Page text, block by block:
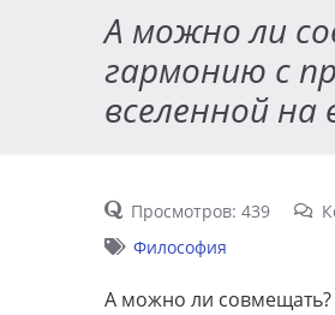
А можно ли
гармонию с
вселенной на
Просмотров: 439
Философия
А можно ли